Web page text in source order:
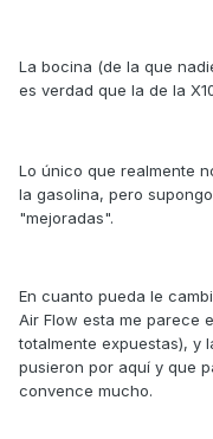
La bocina (de la que
es verdad que la de la
Lo único que realmente
la gasolina, pero
"mejoradas".
En cuanto pueda le
Air Flow esta me parece
totalmente expuestas), y
pusieron por aquí y que
convence mucho.